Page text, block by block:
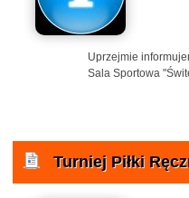
Uprzejmie
Sala Sportowa
Turniej Piłki